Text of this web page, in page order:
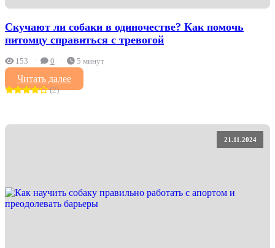
Скучают ли собаки в одиночестве? Как помочь
питомцу справиться с тревогой
153 0 5 минут
Читать далее
(2)
21.11.2024